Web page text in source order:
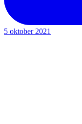
5 oktober 2021